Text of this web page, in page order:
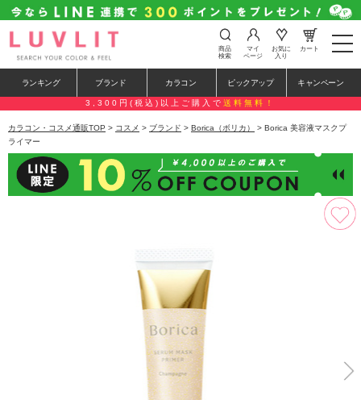
t
o
e
n
a
a
i
o
n
商品
検索
マイ
ページ
お気に
入り
カート
ランキング ブランド カラコン ピックアップ キャンペーン
3,300円(税込)以上ご購入で 送料無料！
カラコン・コスメ通販TOP > コスメ > ブランド > Borica（ボリカ）
> Borica 美容液マスクプ
ライマー